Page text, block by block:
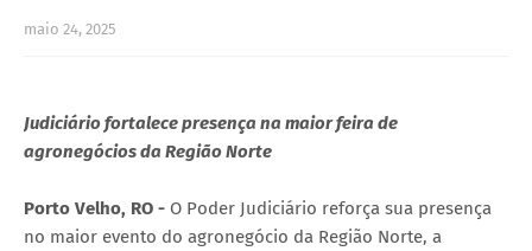
maio 24, 2025
Judiciário fortalece presença na maior feira de
agronegócios da Região Norte
Porto Velho, RO - O Poder Judiciário reforça sua presença
no maior evento do agronegócio da Região Norte, a